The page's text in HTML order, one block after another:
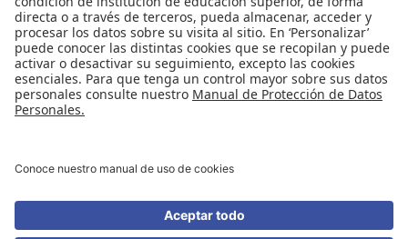
Directrices
Entretenimiento
Compra de libros y material audiovisual